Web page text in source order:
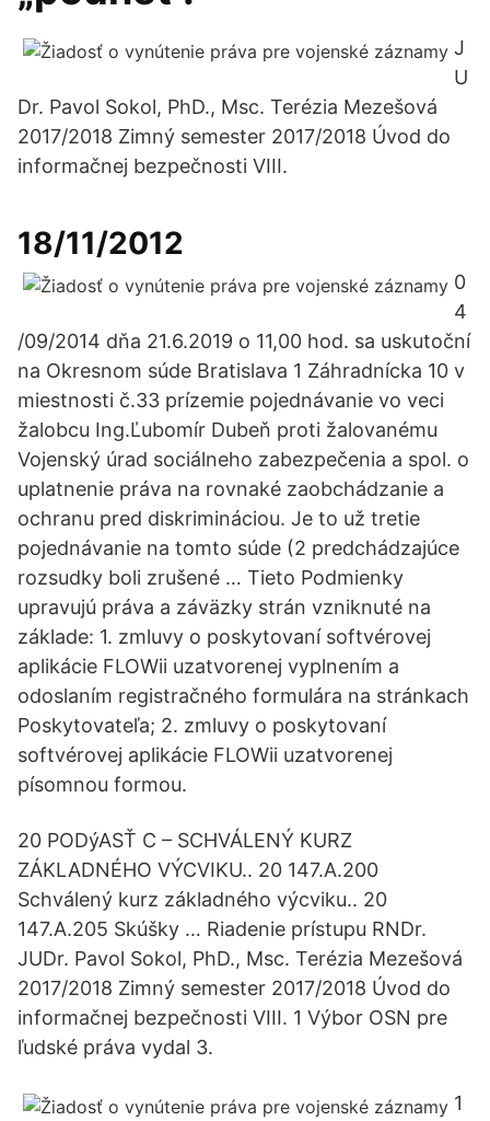
J
U
Dr. Pavol Sokol, PhD., Msc. Terézia Mezešová
2017/2018 Zimný semester 2017/2018 Úvod do
informačnej bezpečnosti VIII.
18/11/2012
0
4
/09/2014 dňa 21.6.2019 o 11,00 hod. sa uskutoční
na Okresnom súde Bratislava 1 Záhradnícka 10 v
miestnosti č.33 prízemie pojednávanie vo veci
žalobcu Ing.Ľubomír Dubeň proti žalovanému
Vojenský úrad sociálneho zabezpečenia a spol. o
uplatnenie práva na rovnaké zaobchádzanie a
ochranu pred diskrimináciou. Je to už tretie
pojednávanie na tomto súde (2 predchádzajúce
rozsudky boli zrušené … Tieto Podmienky
upravujú práva a záväzky strán vzniknuté na
základe: 1. zmluvy o poskytovaní softvérovej
aplikácie FLOWii uzatvorenej vyplnením a
odoslaním registračného formulára na stránkach
Poskytovateľa; 2. zmluvy o poskytovaní
softvérovej aplikácie FLOWii uzatvorenej
písomnou formou.
20 PODýASŤ C – SCHVÁLENÝ KURZ
ZÁKLADNÉHO VÝCVIKU.. 20 147.A.200
Schválený kurz základného výcviku.. 20
147.A.205 Skúšky … Riadenie prístupu RNDr.
JUDr. Pavol Sokol, PhD., Msc. Terézia Mezešová
2017/2018 Zimný semester 2017/2018 Úvod do
informačnej bezpečnosti VIII. 1 Výbor OSN pre
ľudské práva vydal 3.
1